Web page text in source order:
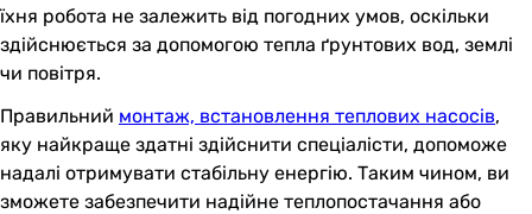
їхня робота не залежить від погодних умов, оскільки
здійснюється за допомогою тепла ґрунтових вод, землі
чи повітря.
Правильний монтаж, встановлення теплових насосів,
яку найкраще здатні здійснити спеціалісти, допоможе
надалі отримувати стабільну енергію. Таким чином, ви
зможете забезпечити надійне теплопостачання або